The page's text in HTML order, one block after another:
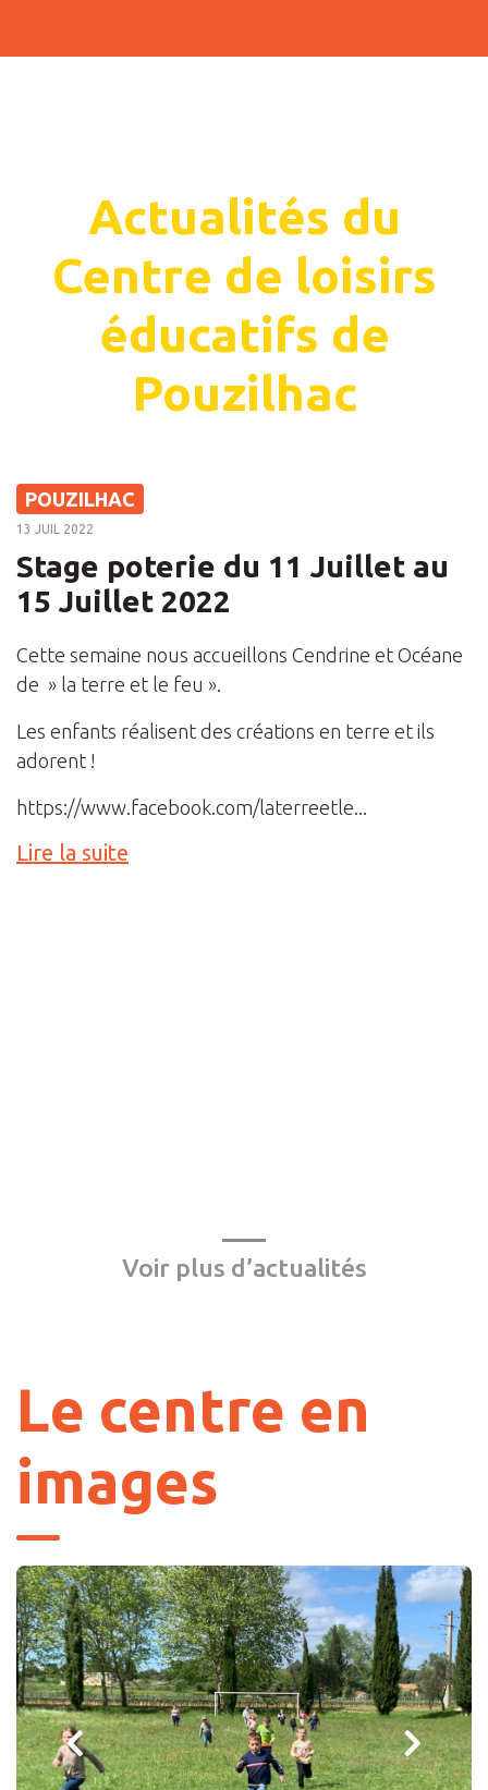
Actualités du
Centre de loisirs
éducatifs de
Pouzilhac
POUZILHAC
13 JUIL 2022
Stage poterie du 11 Juillet au
15 Juillet 2022
Cette semaine nous accueillons Cendrine et Océane
de » la terre et le feu ».
Les enfants réalisent des créations en terre et ils
adorent !
https://www.facebook.com/laterreetle...
Lire la suite
Voir plus d’actualités
Le centre en
images